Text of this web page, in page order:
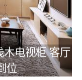
木电视柜 客厅
位